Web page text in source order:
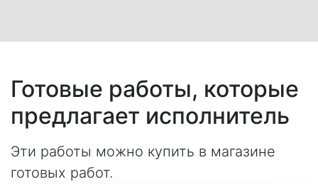
Готовые работы, которые
предлагает исполнитель
Эти работы можно купить в магазине
готовых работ.